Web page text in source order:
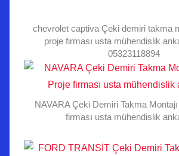
chevrolet captiva Çeki demiri takma
proje firması usta mühendislik
05323118894
NAVARA Çeki Demiri Takma
firması usta mühendislik